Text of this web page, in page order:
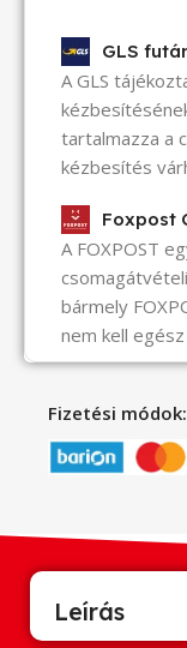
GLS
A GLS
tartalmazza a
kézbesítés
Foxpost
A FOXPOST
bármely
nem kell
Fizetési módok:
Leírás